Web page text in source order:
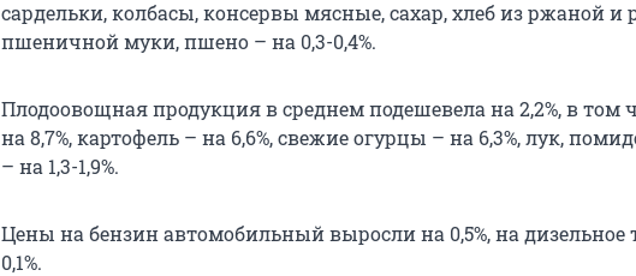
сардельки, колбасы, консервы мясные, сахар, хлеб из ржаной и
пшеничной муки, пшено – на 0,3-0,4%.
Плодоовощная продукция в среднем подешевела на 2,2%, в том
на 8,7%, картофель – на 6,6%, свежие огурцы – на 6,3%, лук,
– на 1,3-1,9%.
Цены на бензин автомобильный выросли на 0,5%, на дизельное
0,1%.